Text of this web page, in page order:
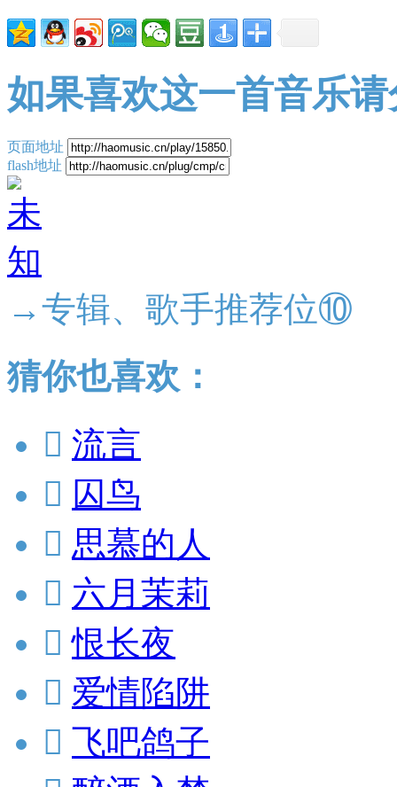
如果喜欢这一首音乐
页面地址
flash地址
→专辑、歌手推荐位⑩
猜你也喜欢：
 流言
 囚鸟
 思慕的人
 六月茉莉
 恨长夜
 爱情陷阱
 飞吧鸽子